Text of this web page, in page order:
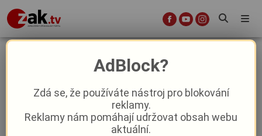
David Koller, Michal Pavlíček, Kamil
Střihavka… Na Prokopské do
Mirošova přijede české hudební
nebe
AdBlock?
Zdá se, že používáte nástroj pro blokování
reklamy.
Reklamy nám pomáhají udržovat obsah webu
aktuální.